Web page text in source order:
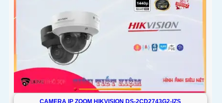
CAMERA IP ZOOM HIKVISION DS-2CD2743G2-IZS